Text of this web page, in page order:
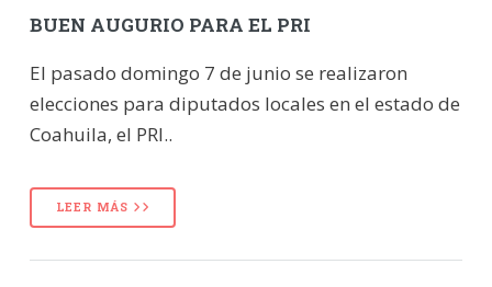
BUEN AUGURIO PARA EL PRI
El pasado domingo 7 de junio se realizaron
elecciones para diputados locales en el estado de
Coahuila, el PRI..
LEER MÁS